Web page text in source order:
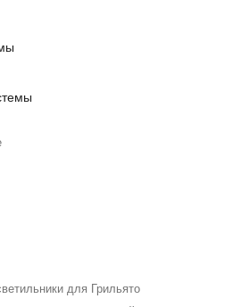
для Грильято